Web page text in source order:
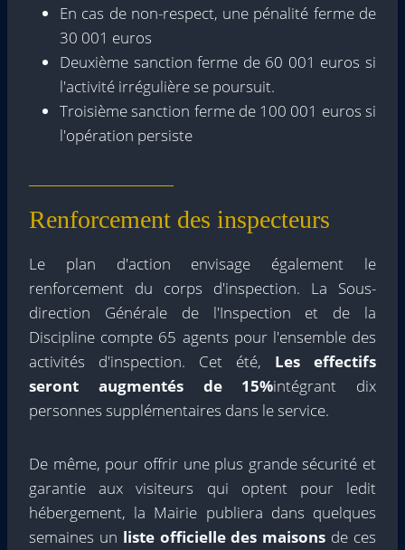
En cas de non-respect, une pénalité ferme de
30 001 euros
Deuxième sanction ferme de 60 001 euros si
l'activité irrégulière se poursuit.
Troisième sanction ferme de 100 001 euros si
l'opération persiste
Renforcement des inspecteurs
Le plan d'action envisage également le
renforcement du corps d'inspection. La Sous-
direction Générale de l'Inspection et de la
Discipline compte 65 agents pour l'ensemble des
activités d'inspection. Cet été, Les effectifs
seront augmentés de 15%intégrant dix
personnes supplémentaires dans le service.
De même, pour offrir une plus grande sécurité et
garantie aux visiteurs qui optent pour ledit
hébergement, la Mairie publiera dans quelques
semaines un liste officielle des maisons de ces